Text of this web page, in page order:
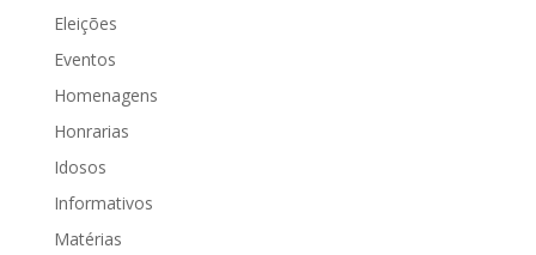
Eleições
Eventos
Homenagens
Honrarias
Idosos
Informativos
Matérias